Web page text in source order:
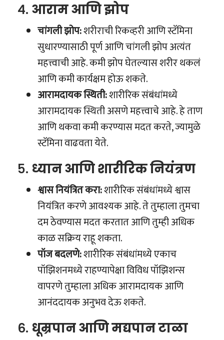
४. आराम आणि झोप
चांगली झोप:शरीराची रिकव्हरी आणि स्टॅमिना
सुधारण्यासाठी पूर्ण आणि चांगली झोप अत्यंत
महत्त्वाची आहे. कमी झोप घेतल्यास शरीर थकलं
आणि कमी कार्यक्षम होऊ शकते.
आरामदायक स्थिती:शारीरिक संबंधांमध्ये
आरामदायक स्थिती असणे महत्त्वाचे आहे. हे ताण
आणि थकवा कमी करण्यास मदत करते, ज्यामुळे
स्टॅमिना वाढवता येते.
५. ध्यान आणि शारीरिक नियंत्रण
श्वास नियंत्रित करा:शारीरिक संबंधांमध्ये श्वास
नियंत्रित करणे आवश्यक आहे. ते तुम्हाला तुमचा
दम ठेवण्यास मदत करतात आणि तुम्ही अधिक
काळ सक्रिय राहू शकता.
पॉज बदलणे:शारीरिक संबंधांमध्ये एकाच
पॉझिशनमध्ये राहण्यापेक्षा विविध पॉझिशन्स
वापरणे तुम्हाला अधिक आरामदायक आणि
आनंददायक अनुभव देऊ शकते.
६. धूम्रपान आणि मद्यपान टाळा